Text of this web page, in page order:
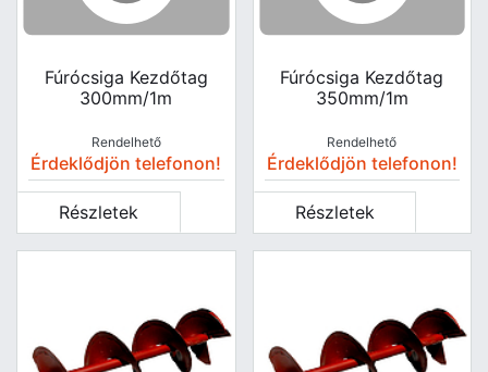
Fúrócsiga Kezdőtag
300mm/1m
Rendelhető
Érdeklődjön telefonon!
Részletek
Fúrócsiga Kezdőtag
350mm/1m
Rendelhető
Érdeklődjön telefonon!
Részletek